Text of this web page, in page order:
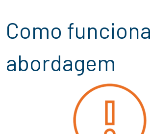
Como funciona nossa
abordagem